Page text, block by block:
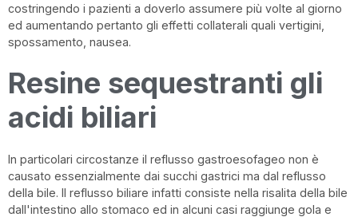
costringendo i pazienti a doverlo assumere più volte al giorno
ed aumentando pertanto gli effetti collaterali quali vertigini,
spossamento, nausea.
Resine sequestranti gli
acidi biliari
In particolari circostanze il reflusso gastroesofageo non è
causato essenzialmente dai succhi gastrici ma dal reflusso
della bile. Il reflusso biliare infatti consiste nella risalita della bile
dall'intestino allo stomaco ed in alcuni casi raggiunge gola e